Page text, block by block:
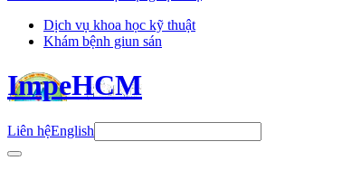
Dịch vụ khoa học kỹ thuật
Khám bệnh giun sán
ImpeHCM
Liên hệEnglish